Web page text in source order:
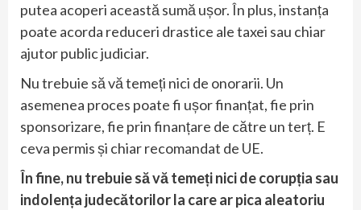
putea acoperi această sumă ușor. În plus, instanța
poate acorda reduceri drastice ale taxei sau chiar
ajutor public judiciar.
Nu trebuie să vă temeți nici de onorarii. Un
asemenea proces poate fi ușor finanțat, fie prin
sponsorizare, fie prin finanțare de către un terț. E
ceva permis și chiar recomandat de UE.
În fine, nu trebuie să vă temeți nici de corupția sau
indolența judecătorilor la care ar pica aleatoriu